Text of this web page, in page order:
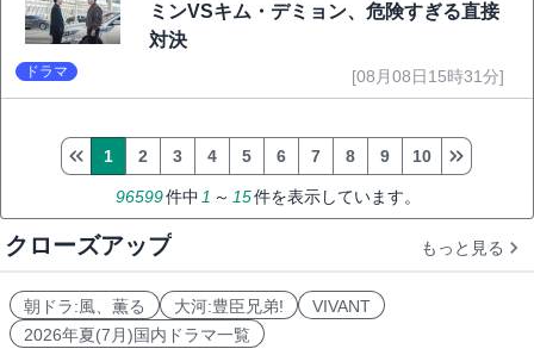
ミンVSキム・デミョン、危険すぎる直接
対決
ドラマ [08月08日15時31分]
96599件中 1 ～ 15件を表示しています。
1 2 3 4 5 6 7 8 9 10
クローズアップ もっと見る
朝ドラ:風、薫る 大河:豊臣兄弟!
VIVANT
2026年夏(7月)国内ドラマ一覧